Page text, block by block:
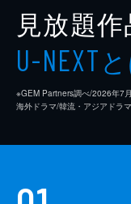
見放題
U-NEXT
※GEM Partners調べ/2026年7
海外ドラマ/韓流・アジアドラ